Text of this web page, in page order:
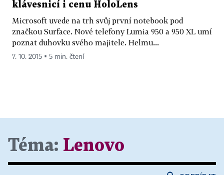
klávesnicí i cenu HoloLens
Microsoft uvede na trh svůj první notebook pod
značkou Surface. Nové telefony Lumia 950 a 950 XL umí
poznat duhovku svého majitele. Helmu...
7. 10. 2015 ▪ 5 min. čtení
Téma: Lenovo